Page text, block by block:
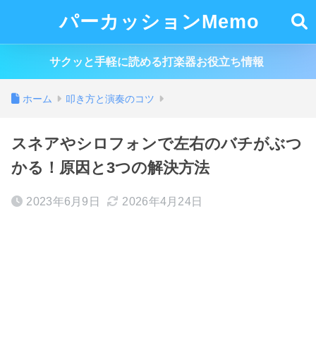
パーカッションMemo
サクッと手軽に読める打楽器お役立ち情報
ホーム 叩き方と演奏のコツ
スネアやシロフォンで左右のバチがぶつ
かる！原因と3つの解決方法
2023年6月9日 2026年4月24日